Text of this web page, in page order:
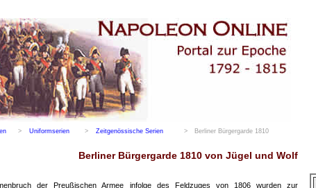
> Uniformserien > Zeitgenössische Serien > Berliner Bürgergarde 1810
Berliner Bürgergarde 1810 von Jügel und Wolf
der Preußischen Armee infolge des Feldzuges von 1806 wurden zur